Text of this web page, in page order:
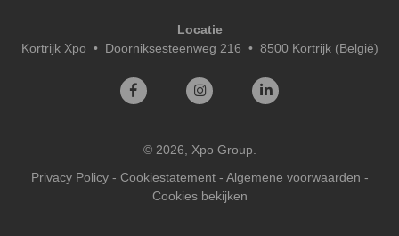
Locatie
Kortrijk Xpo • Doorniksesteenweg 216 • 8500 Kortrijk (België)
© 2026, Xpo Group.
Privacy Policy- Cookiestatement- Algemene voorwaarden -
Cookies bekijken